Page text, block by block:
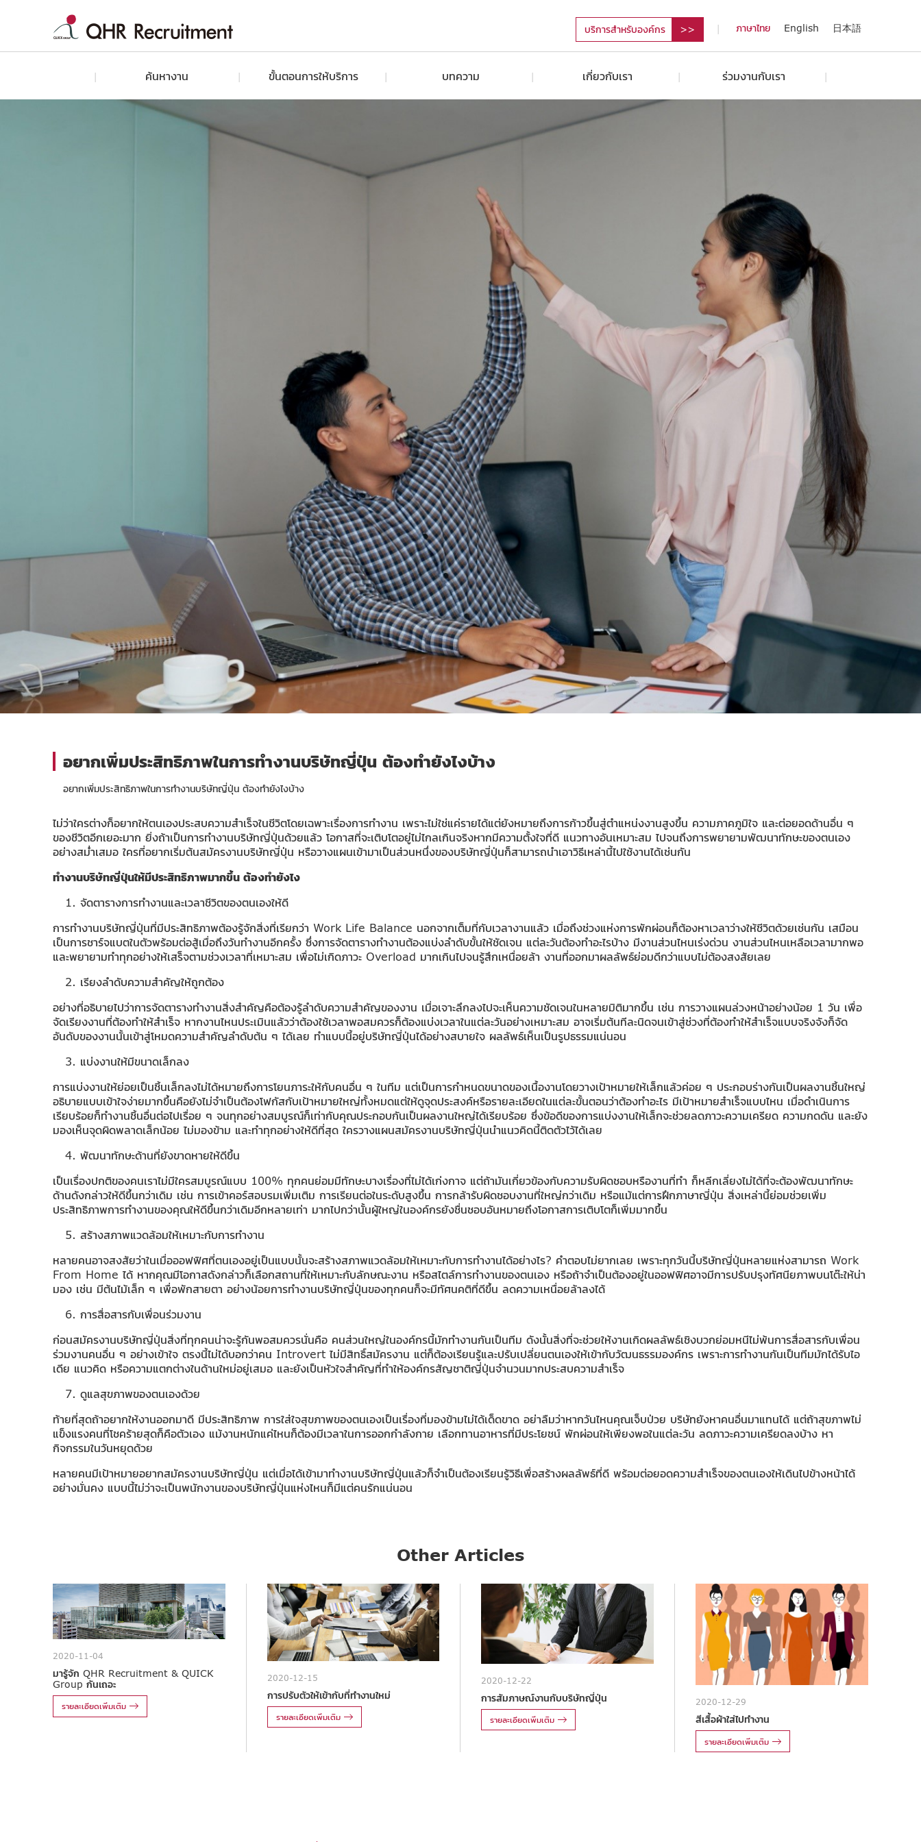
บริการสำหรับองค์กร ภาษาไทย English 日本語
ค้นหางาน ขั้นตอนการให้บริการ บทความ เกี่ยวกับเรา ร่วมงานกับเรา
อยากเพิ่มประสิทธิภาพในการทำงานบริษัทญี่ปุ่น ต้องทำยังไงบ้าง
อยากเพิ่มประสิทธิภาพในการทำงานบริษัทญี่ปุ่น ต้องทำยังไงบ้าง
ไม่ว่าใครต่างก็อยากให้ตนเองประสบความสำเร็จในชีวิตโดยเฉพาะเรื่องการทำงาน เพราะไม่ใช่แค่รายได้แต่ยังหมายถึงการก้าวขึ้นสู่ตำแหน่งงานสูงขึ้น ความภาคภูมิใจ และต่อยอดด้านอื่น ๆ
ของชีวิตอีกเยอะมาก ยิ่งถ้าเป็นการทำงานบริษัทญี่ปุ่นด้วยแล้ว โอกาสที่จะเติบโตอยู่ไม่ไกลเกินจริงหากมีความตั้งใจที่ดี แนวทางอันเหมาะสม ไปจนถึงการพยายามพัฒนาทักษะของตนเอง
อย่างสม่ำเสมอ ใครที่อยากเริ่มต้นสมัครงานบริษัทญี่ปุ่น หรือวางแผนเข้ามาเป็นส่วนหนึ่งของบริษัทญี่ปุ่นก็สามารถนำเอาวิธีเหล่านี้ไปใช้งานได้เช่นกัน
ทำงานบริษัทญี่ปุ่นให้มีประสิทธิภาพมากขึ้น ต้องทำยังไง
จัดตารางการทำงานและเวลาชีวิตของตนเองให้ดี
การทำงานบริษัทญี่ปุ่นที่มีประสิทธิภาพต้องรู้จักสิ่งที่เรียกว่า Work Life Balance นอกจากเต็มที่กับเวลางานแล้ว เมื่อถึงช่วงแห่งการพักผ่อนก็ต้องหาเวลาว่างให้ชีวิตด้วยเช่นกัน เสมือน
เป็นการชาร์จแบตในตัวพร้อมต่อสู้เมื่อถึงวันทำงานอีกครั้ง ซึ่งการจัดตารางทำงานต้องแบ่งลำดับขั้นให้ชัดเจน แต่ละวันต้องทำอะไรบ้าง มีงานส่วนไหนเร่งด่วน งานส่วนไหนเหลือเวลามากพอ
และพยายามทำทุกอย่างให้เสร็จตามช่วงเวลาที่เหมาะสม เพื่อไม่เกิดภาวะ Overload มากเกินไปจนรู้สึกเหนื่อยล้า งานที่ออกมาผลลัพธ์ย่อมดีกว่าแบบไม่ต้องสงสัยเลย
เรียงลำดับความสำคัญให้ถูกต้อง
อย่างที่อธิบายไปว่าการจัดตารางทำงานสิ่งสำคัญคือต้องรู้ลำดับความสำคัญของงาน เมื่อเจาะลึกลงไปจะเห็นความชัดเจนในหลายมิติมากขึ้น เช่น การวางแผนล่วงหน้าอย่างน้อย 1 วัน เพื่อ
จัดเรียงงานที่ต้องทำให้สำเร็จ หากงานไหนประเมินแล้วว่าต้องใช้เวลาพอสมควรก็ต้องแบ่งเวลาในแต่ละวันอย่างเหมาะสม อาจเริ่มต้นทีละนิดจนเข้าสู่ช่วงที่ต้องทำให้สำเร็จแบบจริงจังก็จัด
อันดับของงานนั้นเข้าสู่โหมดความสำคัญลำดับต้น ๆ ได้เลย ทำแบบนี้อยู่บริษัทญี่ปุ่นได้อย่างสบายใจ ผลลัพธ์เห็นเป็นรูปธรรมแน่นอน
แบ่งงานให้มีขนาดเล็กลง
การแบ่งงานให้ย่อยเป็นชิ้นเล็กลงไม่ได้หมายถึงการโยนภาระให้กับคนอื่น ๆ ในทีม แต่เป็นการกำหนดขนาดของเนื้องานโดยวางเป้าหมายให้เล็กแล้วค่อย ๆ ประกอบร่างกันเป็นผลงานชิ้นใหญ่
อธิบายแบบเข้าใจง่ายมากขึ้นคือยังไม่จำเป็นต้องโฟกัสกับเป้าหมายใหญ่ทั้งหมดแต่ให้ดูจุดประสงค์หรือรายละเอียดในแต่ละขั้นตอนว่าต้องทำอะไร มีเป้าหมายสำเร็จแบบไหน เมื่อดำเนินการ
เรียบร้อยก็ทำงานชิ้นอื่นต่อไปเรื่อย ๆ จนทุกอย่างสมบูรณ์ก็เท่ากับคุณประกอบกันเป็นผลงานใหญ่ได้เรียบร้อย ซึ่งข้อดีของการแบ่งงานให้เล็กจะช่วยลดภาวะความเครียด ความกดดัน และยัง
มองเห็นจุดผิดพลาดเล็กน้อย ไม่มองข้าม และทำทุกอย่างให้ดีที่สุด ใครวางแผนสมัครงานบริษัทญี่ปุ่นนำแนวคิดนี้ติดตัวไว้ได้เลย
พัฒนาทักษะด้านที่ยังขาดหายให้ดีขึ้น
เป็นเรื่องปกติของคนเราไม่มีใครสมบูรณ์แบบ 100% ทุกคนย่อมมีทักษะบางเรื่องที่ไม่ได้เก่งกาจ แต่ถ้ามันเกี่ยวข้องกับความรับผิดชอบหรืองานที่ทำ ก็หลีกเลี่ยงไม่ได้ที่จะต้องพัฒนาทักษะ
ด้านดังกล่าวให้ดีขึ้นกว่าเดิม เช่น การเข้าคอร์สอบรมเพิ่มเติม การเรียนต่อในระดับสูงขึ้น การกล้ารับผิดชอบงานที่ใหญ่กว่าเดิม หรือแม้แต่การฝึกภาษาญี่ปุ่น สิ่งเหล่านี้ย่อมช่วยเพิ่ม
ประสิทธิภาพการทำงานของคุณให้ดีขึ้นกว่าเดิมอีกหลายเท่า มากไปกว่านั้นผู้ใหญ่ในองค์กรยังชื่นชอบอันหมายถึงโอกาสการเติบโตก็เพิ่มมากขึ้น
สร้างสภาพแวดล้อมให้เหมาะกับการทำงาน
หลายคนอาจสงสัยว่าในเมื่อออฟฟิศที่ตนเองอยู่เป็นแบบนั้นจะสร้างสภาพแวดล้อมให้เหมาะกับการทำงานได้อย่างไร? คำตอบไม่ยากเลย เพราะทุกวันนี้บริษัทญี่ปุ่นหลายแห่งสามารถ Work
From Home ได้ หากคุณมีโอกาสดังกล่าวก็เลือกสถานที่ให้เหมาะกับลักษณะงาน หรือสไตล์การทำงานของตนเอง หรือถ้าจำเป็นต้องอยู่ในออฟฟิศอาจมีการปรับปรุงทัศนียภาพบนโต๊ะให้น่า
มอง เช่น มีต้นไม้เล็ก ๆ เพื่อพักสายตา อย่างน้อยการทำงานบริษัทญี่ปุ่นของทุกคนก็จะมีทัศนคติที่ดีขึ้น ลดความเหนื่อยล้าลงได้
การสื่อสารกับเพื่อนร่วมงาน
ก่อนสมัครงานบริษัทญี่ปุ่นสิ่งที่ทุกคนน่าจะรู้กันพอสมควรนั่นคือ คนส่วนใหญ่ในองค์กรนี้มักทำงานกันเป็นทีม ดังนั้นสิ่งที่จะช่วยให้งานเกิดผลลัพธ์เชิงบวกย่อมหนีไม่พ้นการสื่อสารกับเพื่อน
ร่วมงานคนอื่น ๆ อย่างเข้าใจ ตรงนี้ไม่ได้บอกว่าคน Introvert ไม่มีสิทธิ์สมัครงาน แต่ก็ต้องเรียนรู้และปรับเปลี่ยนตนเองให้เข้ากับวัฒนธรรมองค์กร เพราะการทำงานกันเป็นทีมมักได้รับไอ
เดีย แนวคิด หรือความแตกต่างในด้านใหม่อยู่เสมอ และยังเป็นหัวใจสำคัญที่ทำให้องค์กรสัญชาติญี่ปุ่นจำนวนมากประสบความสำเร็จ
ดูแลสุขภาพของตนเองด้วย
ท้ายที่สุดถ้าอยากให้งานออกมาดี มีประสิทธิภาพ การใส่ใจสุขภาพของตนเองเป็นเรื่องที่มองข้ามไม่ได้เด็ดขาด อย่าลืมว่าหากวันไหนคุณเจ็บป่วย บริษัทยังหาคนอื่นมาแทนได้ แต่ถ้าสุขภาพไม่
แข็งแรงคนที่โชคร้ายสุดก็คือตัวเอง แม้งานหนักแค่ไหนก็ต้องมีเวลาในการออกกำลังกาย เลือกทานอาหารที่มีประโยชน์ พักผ่อนให้เพียงพอในแต่ละวัน ลดภาวะความเครียดลงบ้าง หา
กิจกรรมในวันหยุดด้วย
หลายคนมีเป้าหมายอยากสมัครงานบริษัทญี่ปุ่น แต่เมื่อได้เข้ามาทำงานบริษัทญี่ปุ่นแล้วก็จำเป็นต้องเรียนรู้วิธีเพื่อสร้างผลลัพธ์ที่ดี พร้อมต่อยอดความสำเร็จของตนเองให้เดินไปข้างหน้าได้
อย่างมั่นคง แบบนี้ไม่ว่าจะเป็นพนักงานของบริษัทญี่ปุ่นแห่งไหนก็มีแต่คนรักแน่นอน
Other Articles
2020-11-04
มารู้จัก QHR Recruitment & QUICK
Group กันเถอะ
รายละเอียดเพิ่มเติม
2020-12-15
การปรับตัวให้เข้ากับที่ทำงานใหม่
รายละเอียดเพิ่มเติม
2020-12-22
การสัมภาษณ์งานกับบริษัทญี่ปุ่น
รายละเอียดเพิ่มเติม
2020-12-29
สีเสื้อผ้าใส่ไปทำงาน
รายละเอียดเพิ่มเติม